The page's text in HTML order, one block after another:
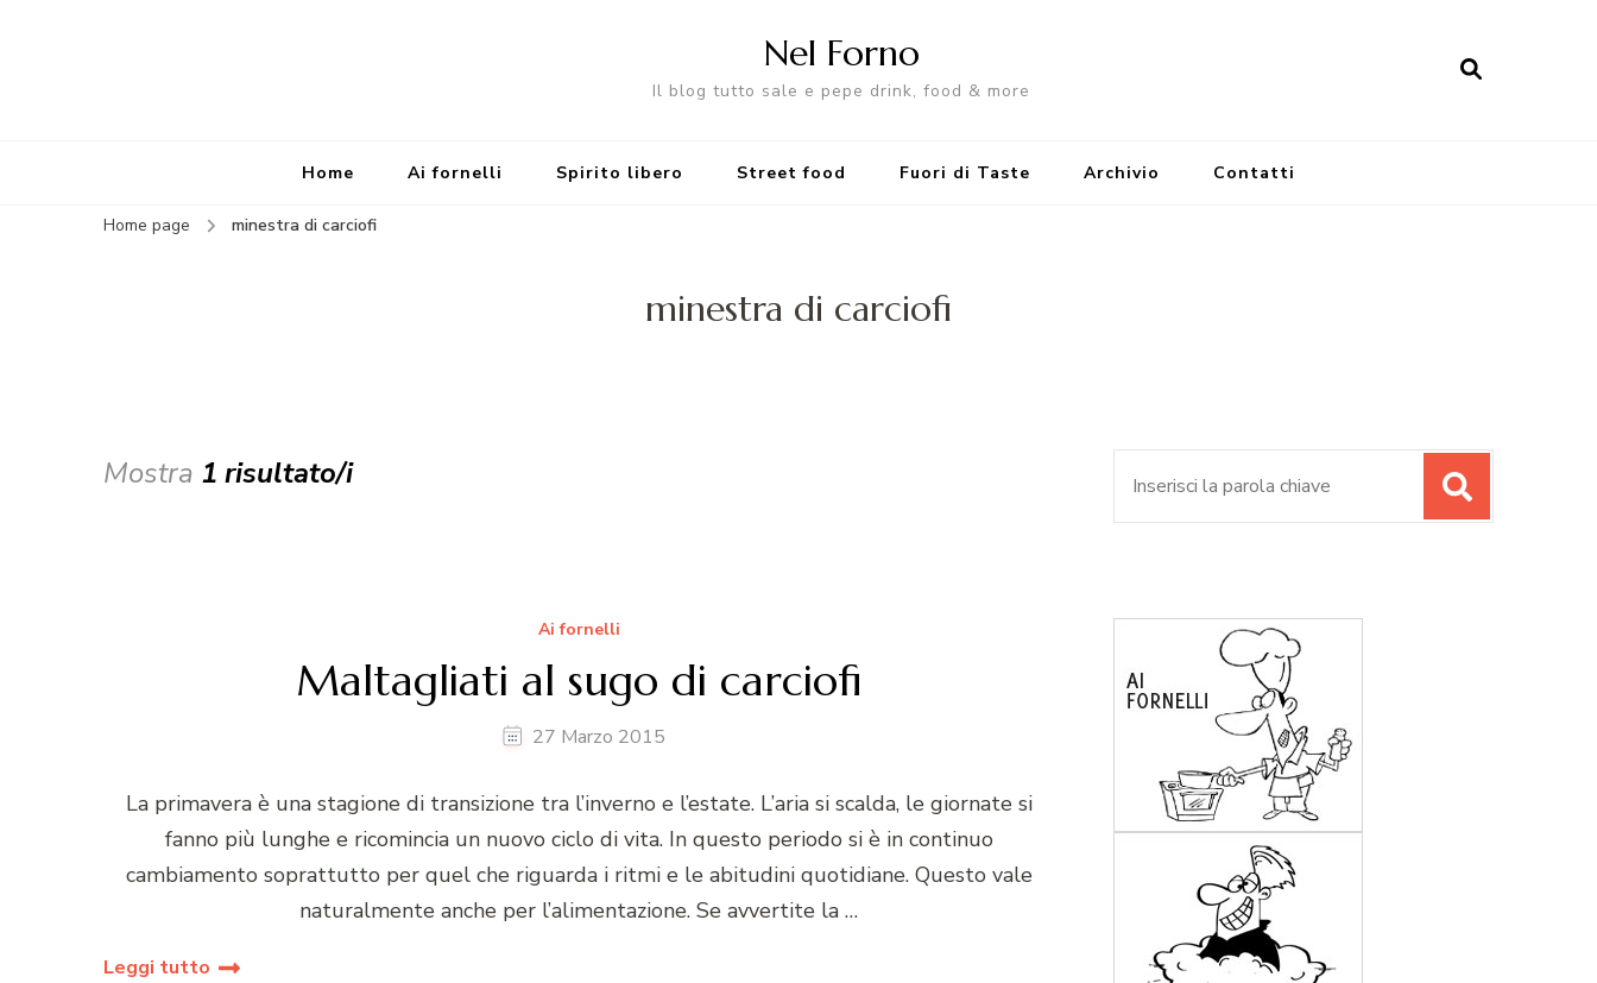
Nel Forno
Il blog tutto sale e pepe drink, food & more
Home Ai fornelli Spirito libero Street food Fuori di Taste Archivio Contatti
Home page minestra di carciofi
minestra di carciofi
Mostra 1 risultato/i
Ai fornelli
Maltagliati al sugo di carciofi
27 Marzo 2015
La primavera è una stagione di transizione tra l’inverno e l’estate. L’aria si scalda, le giornate si
fanno più lunghe e ricomincia un nuovo ciclo di vita. In questo periodo si è in continuo
cambiamento soprattutto per quel che riguarda i ritmi e le abitudini quotidiane. Questo vale
naturalmente anche per l’alimentazione. Se avvertite la …
Leggi tutto